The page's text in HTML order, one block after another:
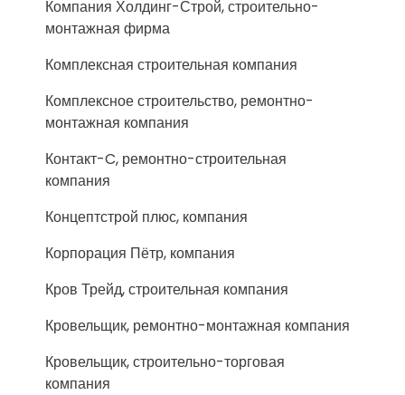
Компания Холдинг-Строй, строительно-
монтажная фирма
Комплексная строительная компания
Комплексное строительство, ремонтно-
монтажная компания
Контакт-C, ремонтно-строительная
компания
Концептстрой плюс, компания
Корпорация Пётр, компания
Кров Трейд, строительная компания
Кровельщик, ремонтно-монтажная компания
Кровельщик, строительно-торговая
компания